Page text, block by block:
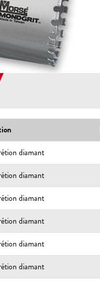
diamant
diamant
diamant
diamant
diamant
diamant